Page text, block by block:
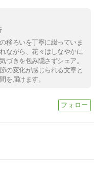
移ろいを丁寧に綴っていま
ながら、花々はしなやかに
づきを包み隠さずシェア。
の変化が感じられる文章と
を届けます。